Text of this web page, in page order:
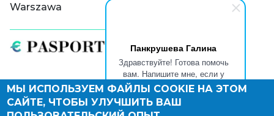
Панкрушева Галина
Здравствуйте! Готова помочь
вам. Напишите мне, если у
вас появятся вопросы.
© Паспорт Онлайн 2019—2026
Политика конфиденциальности
Оферта и конфиденциальность:РФ
Warszawa
МЫ ИСПОЛЬЗУЕМ ФАЙЛЫ COOKIE НА ЭТОМ
САЙТЕ, ЧТОБЫ УЛУЧШИТЬ ВАШ